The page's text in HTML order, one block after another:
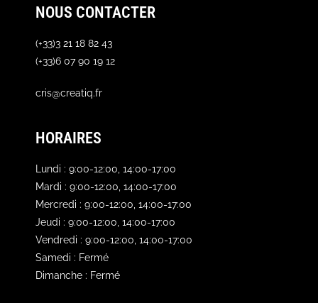
NOUS CONTACTER
(+33)3 21 18 82 43
(+33)6 07 90 19 12
cris@creatiq.fr
HORAIRES
Lundi : 9:00-12:00, 14:00-17:00
Mardi : 9:00-12:00, 14:00-17:00
Mercredi : 9:00-12:00, 14:00-17:00
Jeudi : 9:00-12:00, 14:00-17:00
Vendredi : 9:00-12:00, 14:00-17:00
Samedi : Fermé
Dimanche : Fermé